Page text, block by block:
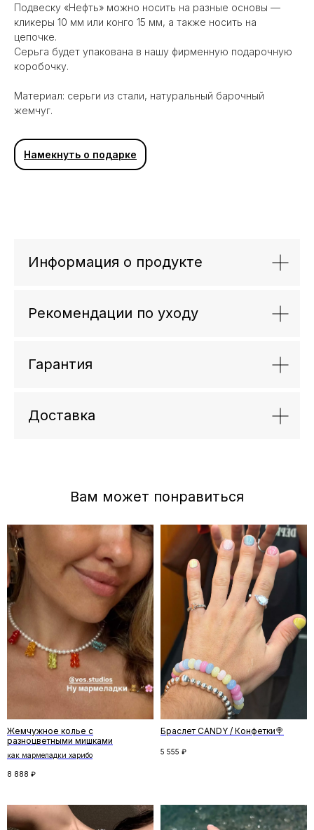
Подвеску «Нефть» можно носить на разные основы —
кликеры 10 мм или конго 15 мм, а также носить на
цепочке.
Серьга будет упакована в нашу фирменную подарочную
коробочку.
Материал: серьги из стали, натуральный барочный
жемчуг.
Намекнуть о подарке
Информация о продукте
Рекомендации по уходу
Гарантия
Доставка
Вам может понравиться
Жемчужное колье с
разноцветными мишками
как мармеладки харибо
8 888 ₽
Браслет CANDY / Конфетки🍭
5 555 ₽
Отзывы →